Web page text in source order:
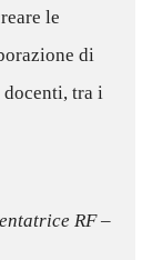
le
di
tra i
RF –